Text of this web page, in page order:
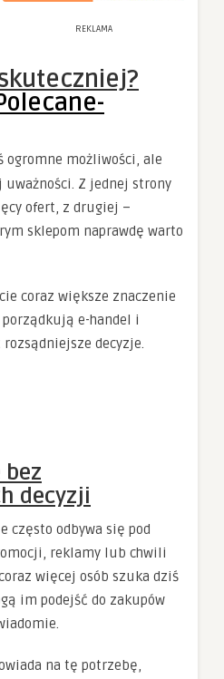
REKLAMA
ogromne możliwości, ale
Z jednej strony
ofert, z drugiej –
sklepom naprawdę warto
coraz większe znaczenie
e-handel i
decyzje.
decyzji
często odbywa się pod
reklamy lub chwili
więcej osób szuka dziś
im podejść do zakupów
na tę potrzebę,